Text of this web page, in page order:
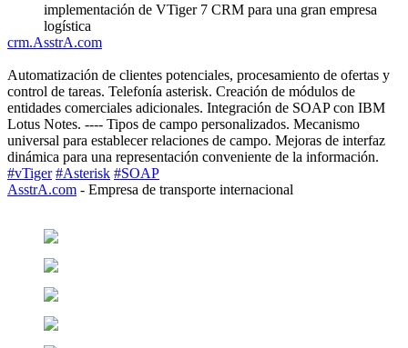
implementación de VTiger 7 CRM para una gran empresa
logística
crm.AsstrA.com
Automatización de clientes potenciales, procesamiento de ofertas y
control de tareas. Telefonía asterisk. Creación de módulos de
entidades comerciales adicionales. Integración de SOAP con IBM
Lotus Notes. ---- Tipos de campo personalizados. Mecanismo
universal para establecer relaciones de campo. Mejoras de interfaz
dinámica para una representación conveniente de la información.
#vTiger #Asterisk #SOAP
AsstrA.com - Empresa de transporte internacional